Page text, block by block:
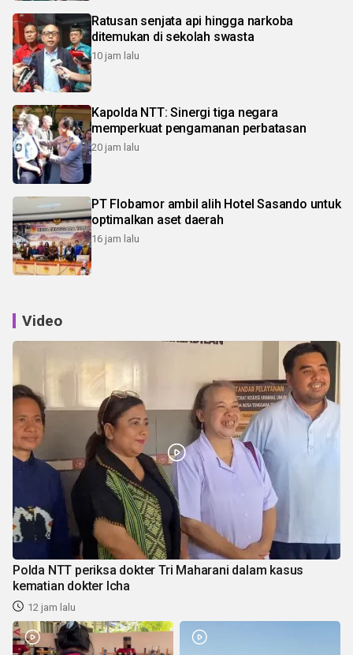
Ratusan senjata api hingga narkoba
ditemukan di sekolah swasta
10 jam lalu
Kapolda NTT: Sinergi tiga negara
memperkuat pengamanan perbatasan
20 jam lalu
PT Flobamor ambil alih Hotel Sasando untuk
optimalkan aset daerah
16 jam lalu
Video
Polda NTT periksa dokter Tri Maharani dalam kasus
kematian dokter Icha
12 jam lalu